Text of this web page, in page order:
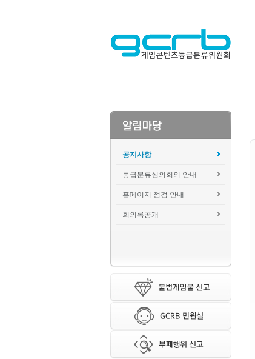
공지사항
등급분류심의회의 안내
홈페이지 점검 안내
회의록공개